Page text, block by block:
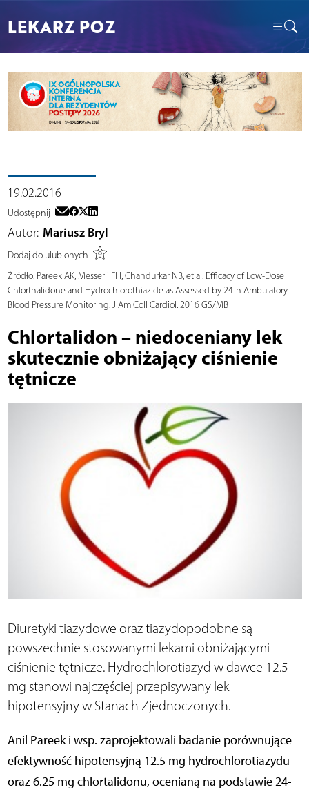
LEKARZ POZ
19.02.2016
Udostępnij
Autor: Mariusz Bryl
Dodaj do ulubionych
Źródło:Pareek AK, Messerli FH, Chandurkar NB, et al. Efficacy of Low-Dose
Chlorthalidone and Hydrochlorothiazide as Assessed by 24-h Ambulatory
Blood Pressure Monitoring. J Am Coll Cardiol. 2016 GS/MB
Chlortalidon – niedoceniany lek
skutecznie obniżający ciśnienie
tętnicze
Diuretyki tiazydowe oraz tiazydopodobne są
powszechnie stosowanymi lekami obniżającymi
ciśnienie tętnicze. Hydrochlorotiazyd w dawce 12.5
mg stanowi najczęściej przepisywany lek
hipotensyjny w Stanach Zjednoczonych.
Anil Pareek i wsp. zaprojektowali badanie porównujące
efektywność hipotensyjną 12.5 mg hydrochlorotiazydu
oraz 6.25 mg chlortalidonu, ocenianą na podstawie 24-